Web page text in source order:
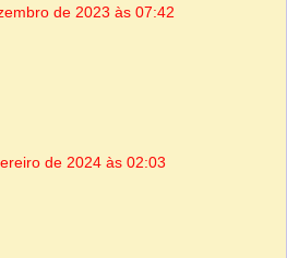
de 2023 às 07:42
de 2024 às 02:03